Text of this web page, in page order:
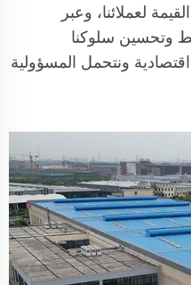
لعملائنا، وعبر
وتحسين سلوكنا
ونتحمل المسؤولية